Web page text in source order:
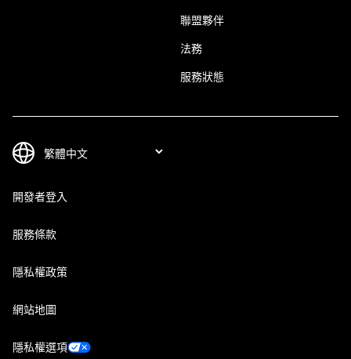
聯盟夥伴
法務
服務狀態
開發者登入
服務條款
隱私權政策
網站地圖
隱私權選項